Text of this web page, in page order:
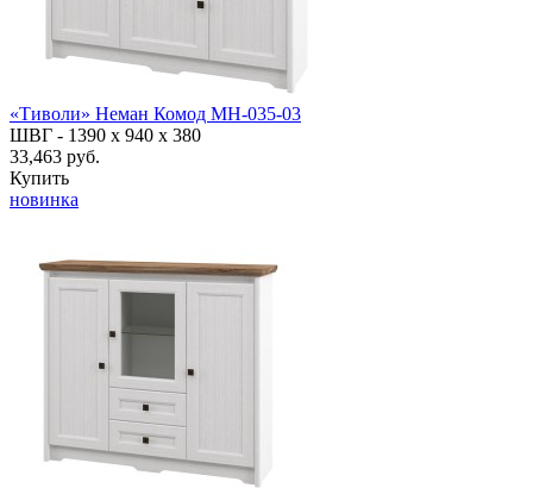
«Тиволи» Неман Комод МН-035-03
ШВГ - 1390 х 940 х 380
33,463 руб.
Купить
новинка